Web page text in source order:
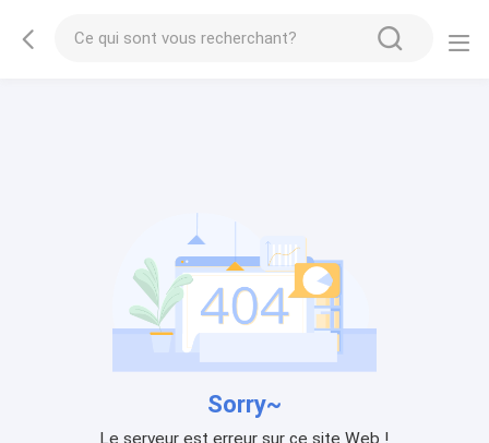
Sorry~
Le serveur est erreur sur ce site Web !